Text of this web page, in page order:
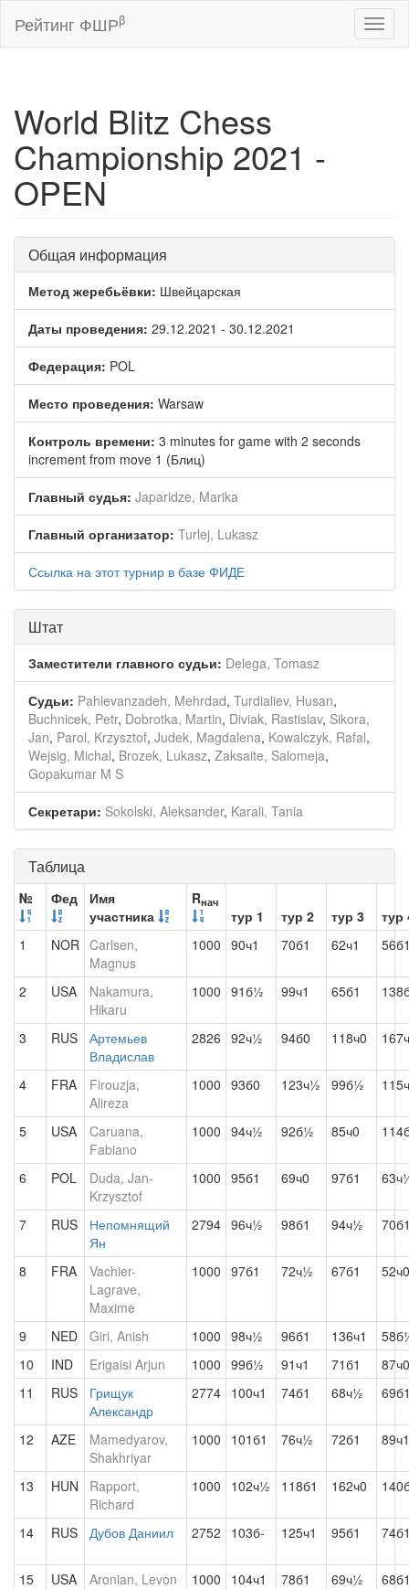
Рейтинг ФШРβ
World Blitz Chess
Championship 2021 -
OPEN
Общая информация
Метод жеребьёвки: Швейцарская
Даты проведения: 29.12.2021 - 30.12.2021
Федерация: POL
Место проведения: Warsaw
Контроль времени: 3 minutes for game with 2 seconds
increment from move 1 (Блиц)
Главный судья: Japaridze, Marika
Главный организатор: Turlej, Lukasz
Ссылка на этот турнир в базе ФИДЕ
Штат
Заместители главного судьи: Delega, Tomasz
Судьи: Pahlevanzadeh, Mehrdad, Turdialiev, Husan,
Buchnicek, Petr, Dobrotka, Martin, Diviak, Rastislav, Sikora,
Jan, Parol, Krzysztof, Judek, Magdalena, Kowalczyk, Rafal,
Wejsig, Michal, Brozek, Lukasz, Zaksaite, Salomeja,
Gopakumar M S
Секретари: Sokolski, Aleksander, Karali, Tania
Таблица
№ Фед
Имя
участника
Rнач
тур 1 тур 2 тур 3
тур
1
NOR Carlsen,
Magnus
1000 90ч1 70б1 62ч1
2 USA
Nakamura,
Hikaru
1000 91б½ 99ч1 65б1
3 RUS
Артемьев
Владислав
2826 92ч½ 94б0 118ч0
4 FRA
Firouzja,
Alireza
1000 93б0 123ч½ 99б½
5 USA
Caruana,
Fabiano
1000 94ч½ 92б½ 85ч0
6 POL
Duda, Jan-
Krzysztof
1000 95б1 69ч0 97б1
7 RUS
Непомнящий
Ян
2794 96ч½ 98б1 94ч½
8 FRA
Vachier-
Lagrave,
Maxime
1000 97б1 72ч½ 67б1 52ч0
9 NED Giri, Anish 1000 98ч½ 96б1 136ч1
10
IND Erigaisi Arjun 1000 99б½ 91ч1 71б1
87ч0
11
RUS
Грищук
Александр
2774 100ч1 74б1 68ч½
12 AZE
Mamedyarov,
Shakhriyar
1000 101б1 76ч½ 72б1 89ч1
13 HUN
Rapport,
Richard
1000 102ч½ 118б1 162ч0
14 RUS Дубов Даниил 2752 103б- 125ч1 95б1
15 USA Aronian, Levon 1000 104ч1 78б1 69ч½